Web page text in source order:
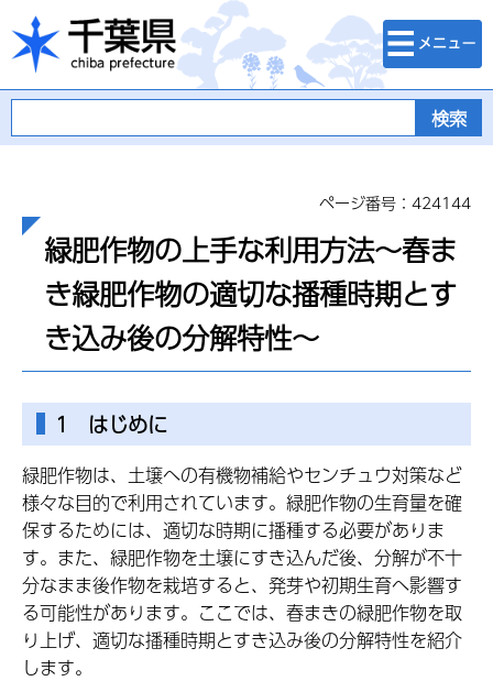
千葉県
検索・メニュ
ー
ページ番号：424144
緑肥作物の上手な利用方法～春ま
き緑肥作物の適切な播種時期とす
き込み後の分解特性～
1 はじめに
緑肥作物は、土壌への有機物補給やセンチュウ対策など
様々な目的で利用されています。緑肥作物の生育量を確
保するためには、適切な時期に播種する必要がありま
す。また、緑肥作物を土壌にすき込んだ後、分解が不十
分なまま後作物を栽培すると、発芽や初期生育へ影響す
る可能性があります。ここでは、春まきの緑肥作物を取
り上げ、適切な播種時期とすき込み後の分解特性を紹介
します。